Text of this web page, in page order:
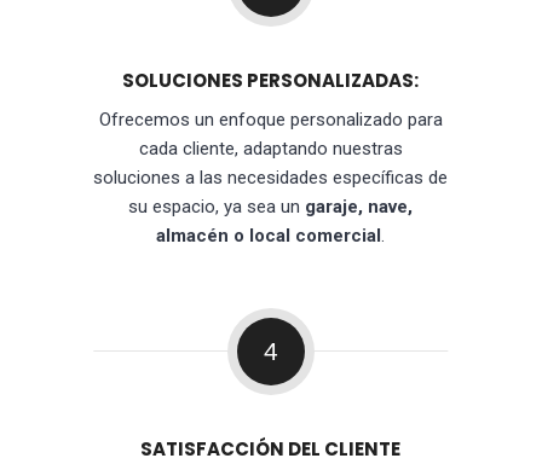
SOLUCIONES PERSONALIZADAS:
Ofrecemos un enfoque personalizado para
cada cliente, adaptando nuestras
soluciones a las necesidades específicas de
su espacio, ya sea un garaje, nave,
almacén o local comercial.
4
SATISFACCIÓN DEL CLIENTE